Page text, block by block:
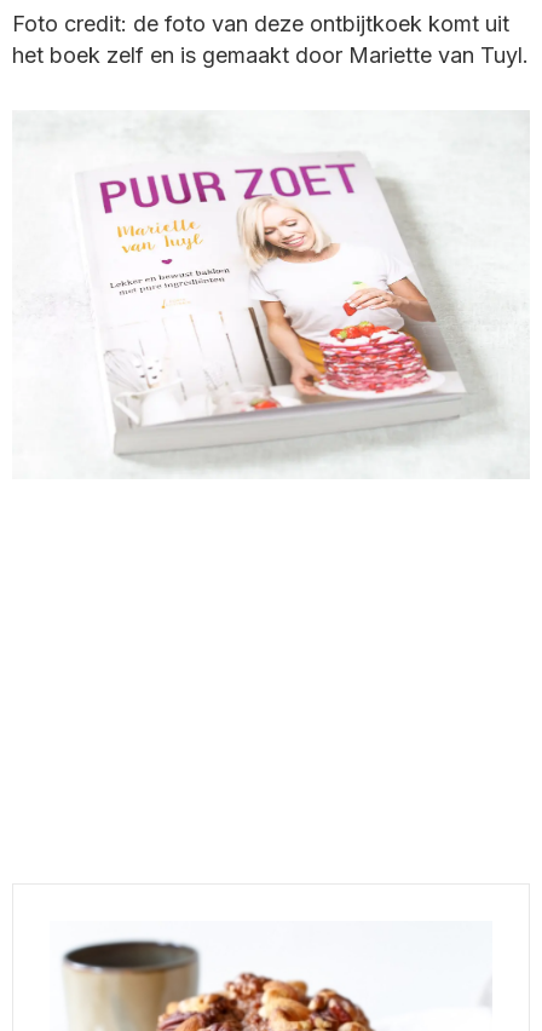
Foto credit: de foto van deze ontbijtkoek komt uit
het boek zelf en is gemaakt door Mariette van Tuyl.